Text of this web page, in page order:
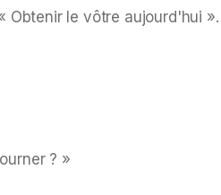
le vôtre aujourd'hui
? »